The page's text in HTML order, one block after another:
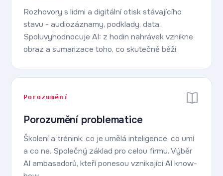
Rozhovory s lidmi a digitální otisk stávajícího
stavu - audiozáznamy, podklady, data.
Spoluvyhodnocuje AI: z hodin nahrávek vznikne
obraz a sumarizace toho, co skutečně běží.
Porozumění
Porozumění problematice
Školení a trénink: co je umělá inteligence, co umí
a co ne. Společný základ pro celou firmu. Výběr
AI ambasadorů, kteří ponesou vznikající AI know-